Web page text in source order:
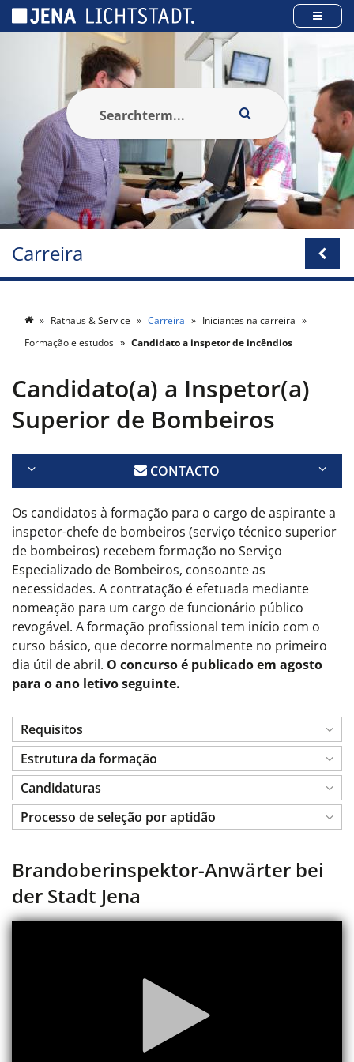
Carreira
Rathaus & Service Carreira
Iniciantes na carreira
Formação e estudos
Candidato a inspetor de incêndios
Candidato(a) a Inspetor(a)
Superior de Bombeiros
CONTACTO
Os candidatos à formação para o cargo de aspirante a
inspetor-chefe de bombeiros (serviço técnico superior
de bombeiros) recebem formação no Serviço
Especializado de Bombeiros, consoante as
necessidades. A contratação é efetuada mediante
nomeação para um cargo de funcionário público
revogável. A formação profissional tem início com o
curso básico, que decorre normalmente no primeiro
dia útil de abril. O concurso é publicado em agosto
para o ano letivo seguinte.
Requisitos
Estrutura da formação
Candidaturas
Processo de seleção por aptidão
Brandoberinspektor-Anwärter bei
der Stadt Jena
Leitor
Cookies management panel